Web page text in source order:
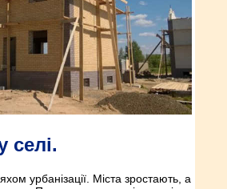
селі.
урбанізації. Міста зростають, а